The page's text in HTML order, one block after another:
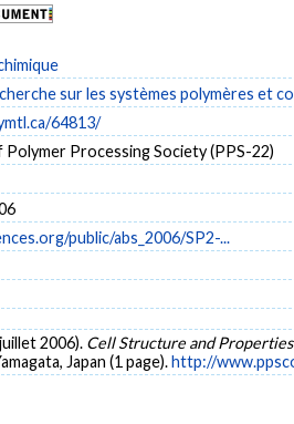
sur les systèmes polymères et
64813/
Processing Society (PPS-22)
public/abs_2006/SP2-...
2006). Cell Structure and
Japan (1 page).http://